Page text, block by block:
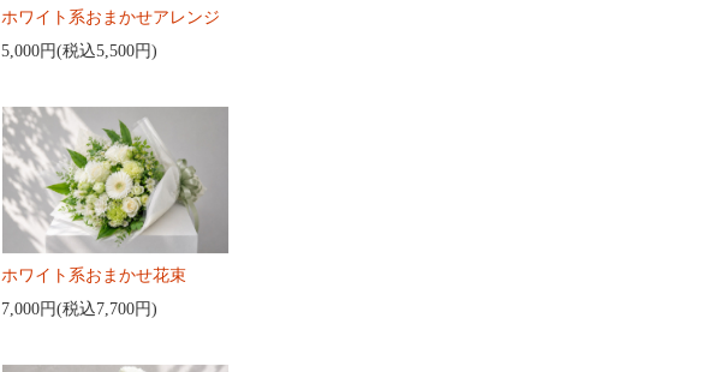
ホワイト系おまかせアレンジ
5,000円(税込5,500円)
ホワイト系おまかせ花束
7,000円(税込7,700円)